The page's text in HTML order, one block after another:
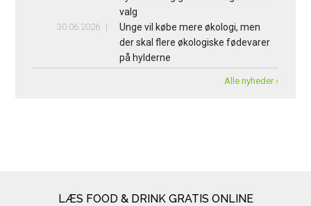
valg
30.06.2026
Unge vil købe mere økologi, men
der skal flere økologiske fødevarer
på hylderne
Alle nyheder ›
LÆS FOOD & DRINK GRATIS ONLINE